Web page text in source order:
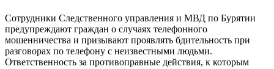
Сотрудники Следственного управления и МВД по Бурятии
предупреждают граждан о случаях телефонного
мошенничества и призывают проявлять бдительность при
разговорах по телефону с неизвестными людьми.
Ответственность за противоправные действия, к которым